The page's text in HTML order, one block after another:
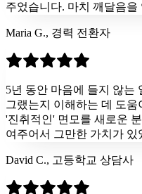
주었습니다. 마치 깨달음을
Maria G., 경력 전환자
5년 동안 마음에 들지 않는
그랬는지 이해하는 데 도
'진취적인' 면모를 새로운
여주어서 그만한 가치가 있
David C., 고등학교 상담사